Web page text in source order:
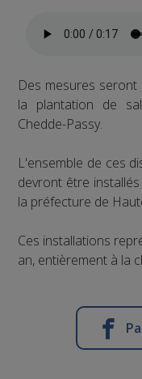
Des mesures
la plantation de
Chedde-Passy.
L'ensemble de ces
devront être
la préfecture de
Ces installations
an, entièrement à la